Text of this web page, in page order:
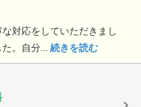
対応をしていただきまし
。自分... 続きを読む